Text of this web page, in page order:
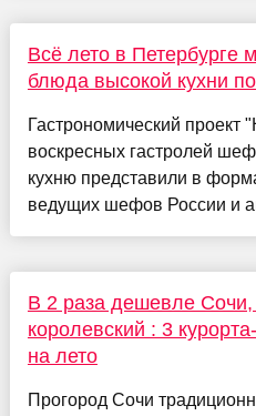
Всё лето в Петербурге
блюда высокой кухни
Гастрономический
воскресных гастролей
кухню представили в
ведущих шефов России и
В 2 раза дешевле Сочи,
королевский : 3
на лето
Прогород Сочи